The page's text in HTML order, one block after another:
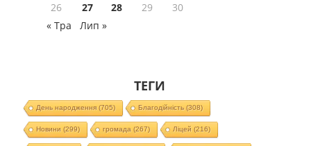
26
27 28 29
30
« Тра
Лип »
ТЕГИ
День народження(705) Благодійність(308)
Новини (299) громада (267) Ліцей (216)